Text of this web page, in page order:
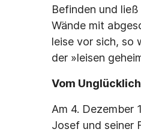
Befinden und
Wände mit
leise vor sich, so
der »leisen
Vom
Am 4. Dezember
Josef und seiner